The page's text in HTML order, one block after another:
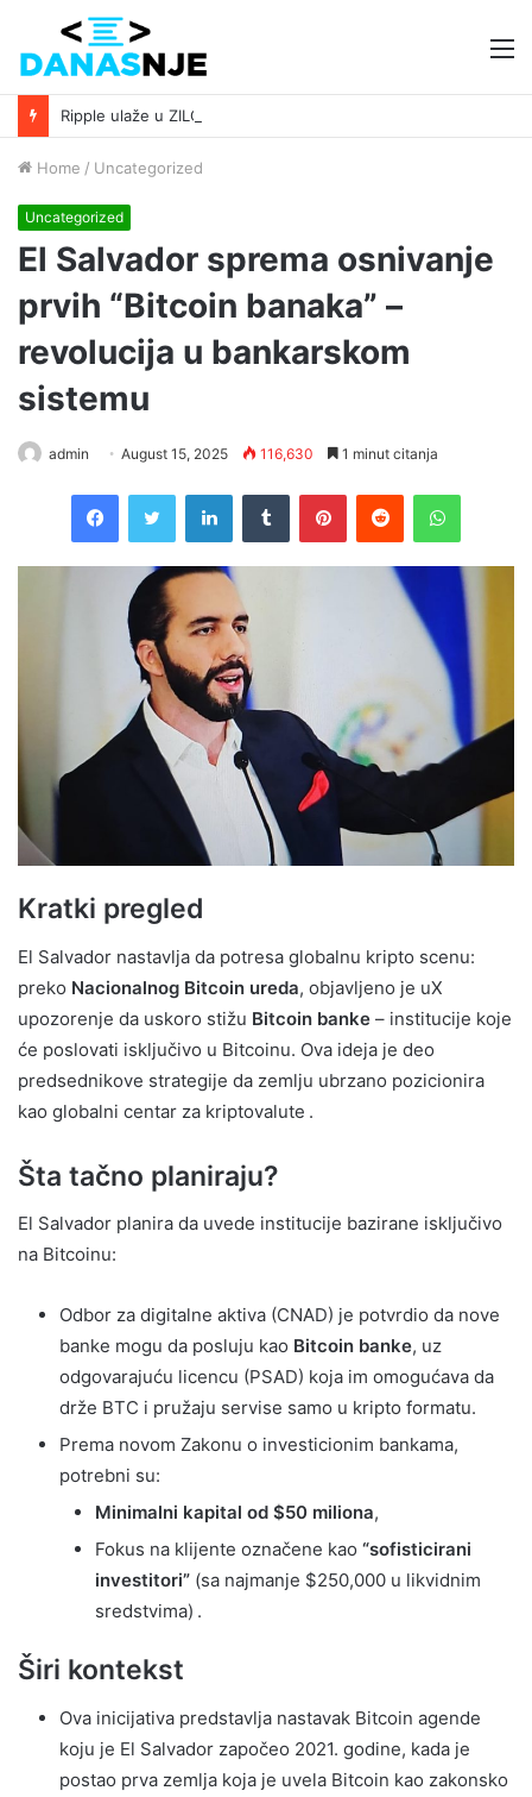
Home / Uncategorized
Uncategorized
El Salvador sprema osnivanje
prvih “Bitcoin banaka” –
revolucija u bankarskom
sistemu
admin August 15, 2025 116,630 1 minut citanja
FacebookTwitter LinkedInTumblr PinterestReddit
Kratki pregled
El Salvador nastavlja da potresa globalnu kripto scenu:
preko Nacionalnog Bitcoin ureda, objavljeno je uX
upozorenje da uskoro stižu Bitcoin banke – institucije koje
će poslovati isključivo u Bitcoinu. Ova ideja je deo
predsednikove strategije da zemlju ubrzano pozicionira
kao globalni centar za kriptovalute .
Šta tačno planiraju?
El Salvador planira da uvede institucije bazirane isključivo
na Bitcoinu:
Odbor za digitalne aktiva (CNAD) je potvrdio da nove
banke mogu da posluju kao Bitcoin banke, uz
odgovarajuću licencu (PSAD) koja im omogućava da
drže BTC i pružaju servise samo u kripto formatu.
Prema novom Zakonu o investicionim bankama,
potrebni su:
Minimalni kapital od $50 miliona,
Fokus na klijente označene kao “sofisticirani
investitori” (sa najmanje $250,000 u likvidnim
sredstvima) .
Širi kontekst
Ova inicijativa predstavlja nastavak Bitcoin agende
koju je El Salvador započeo 2021. godine, kada je
postao prva zemlja koja je uvela Bitcoin kao zakonsko